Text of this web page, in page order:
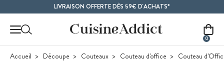
LIVRAISON OFFERTE DÈS 59€ D'ACHATS*
0
Accueil Découpe Couteaux Couteau d'office Couteau